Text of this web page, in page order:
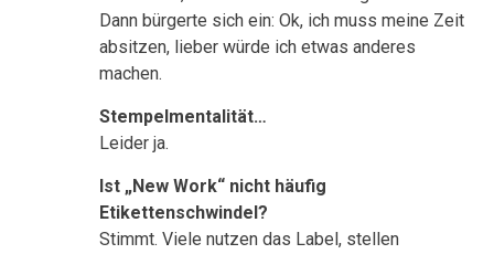
Dann bürgerte sich ein: Ok, ich muss meine Zeit
absitzen, lieber würde ich etwas anderes
machen.
Stempelmentalität…
Leider ja.
Ist „New Work“ nicht häufig
Etikettenschwindel?
Stimmt. Viele nutzen das Label, stellen